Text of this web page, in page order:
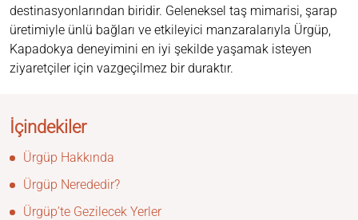
destinasyonlarından biridir. Geleneksel taş mimarisi, şarap
üretimiyle ünlü bağları ve etkileyici manzaralarıyla Ürgüp,
Kapadokya deneyimini en iyi şekilde yaşamak isteyen
ziyaretçiler için vazgeçilmez bir duraktır.
İçindekiler
Ürgüp Hakkında
Ürgüp Nerededir?
Ürgüp’te Gezilecek Yerler